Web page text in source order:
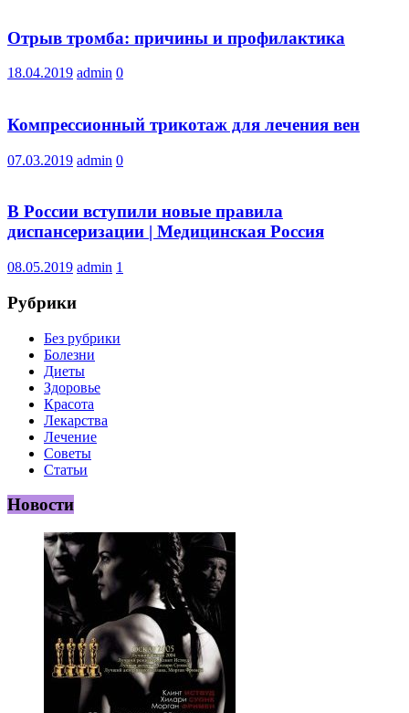
Отрыв тромба: причины и профилактика
18.04.2019 admin 0
Компрессионный трикотаж для лечения вен
07.03.2019 admin 0
В России вступили новые правила
диспансеризации | Медицинская Россия
08.05.2019 admin 1
Рубрики
Без рубрики
Болезни
Диеты
Здоровье
Красота
Лекарства
Лечение
Советы
Статьи
Новости